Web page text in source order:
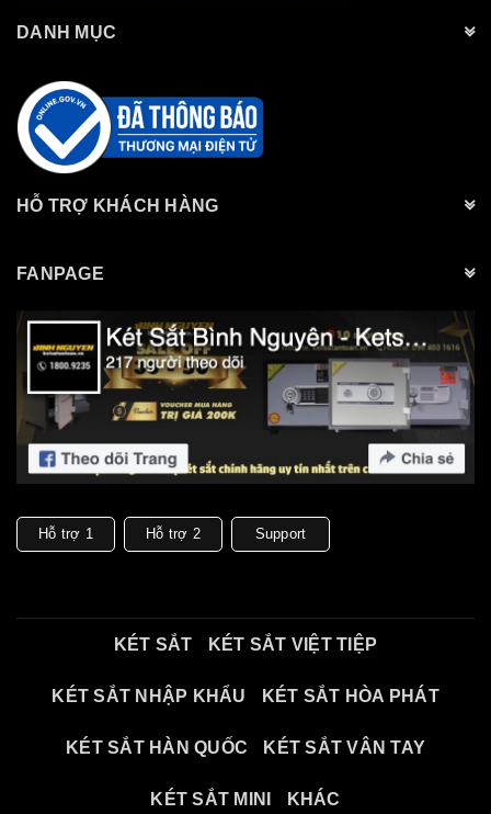
DANH MỤC
HỖ TRỢ KHÁCH HÀNG
FANPAGE
Hỗ trợ 1 Hỗ trợ 2 Support
KÉT SẮT KÉT SẮT VIỆT TIỆP
KÉT SẮT NHẬP KHẨU KÉT SẮT HÒA PHÁT
KÉT SẮT HÀN QUỐC KÉT SẮT VÂN TAY
KÉT SẮT MINI KHÁC